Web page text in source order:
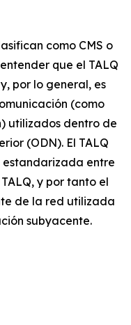
como CMS o
que el TALQ
por lo general, es
(como
utilizados dentro de
(ODN). El TALQ
entre
y por tanto el
de la red utilizada
subyacente.